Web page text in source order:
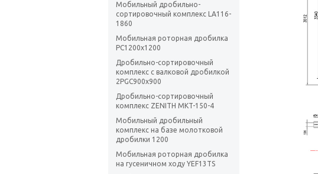
Мобильный дробильно-
сортировочный комплекс LA116-
1860
Мобильная роторная дробилка
РС1200х1200
Дробильно-сортировочный
комплекс с валковой дробилкой
2PGC900x900
Дробильно-сортировочный
комплекс ZENITH MKT-150-4
Мобильный дробильный
комплекс на базе молотковой
дробилки 1200
Мобильная роторная дробилка
на гусеничном ходу YEF13TS